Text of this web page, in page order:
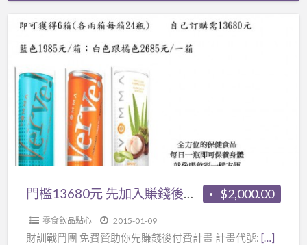
元
先
加
入
賺
錢
$2,000.00
門檻13680元 先加入賺錢後付錢
零食飲品點心 2015-01-09
財訓戰鬥團 免費贊助你先賺錢後付費計畫 計畫代號: […]